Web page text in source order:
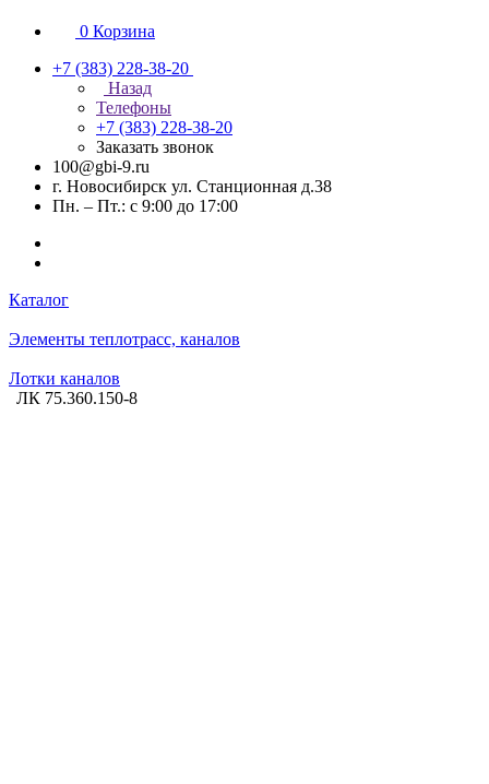
0 Корзина
+7 (383) 228-38-20
Назад
Телефоны
+7 (383) 228-38-20
Заказать звонок
100@gbi-9.ru
г. Новосибирск ул. Станционная д.38
Пн. – Пт.: с 9:00 до 17:00
Каталог
Элементы теплотрасс, каналов
Лотки каналов
ЛК 75.360.150-8